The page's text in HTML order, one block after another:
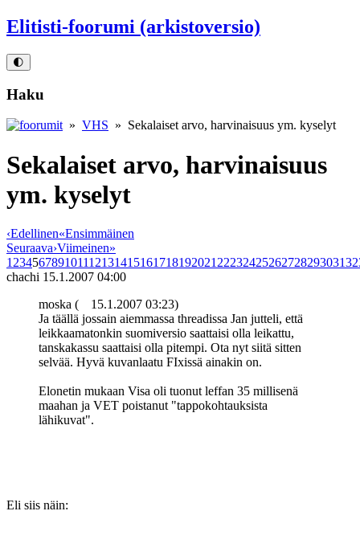
Elitisti-foorumi (arkistoversio)
🌓
Haku
» VHS » Sekalaiset arvo, harvinaisuus ym. kyselyt
Sekalaiset arvo, harvinaisuus
ym. kyselyt
‹Edellinen«Ensimmäinen
Seuraava›Viimeinen»
1 23456789101112131415161718192021 2223242526272829303132
chachi 15.1.2007 04:00
moska (
15.1.2007 03:23)
Ja täällä jossain aiemmassa threadissa Jan jutteli, että
leikkaamatonkin suomiversio saattaisi olla leikattu,
tanskakassu saattaisi olla pitempi. Ota nyt siitä sitten
selvää. Hyvä kuvanlaatu FIxissä ainakin on.
Elonetin mukaan Visa oli tuonut leffan 35 millisenä
maahan ja VET poistanut "tappokohtauksista
lähikuvat".
Eli siis näin: